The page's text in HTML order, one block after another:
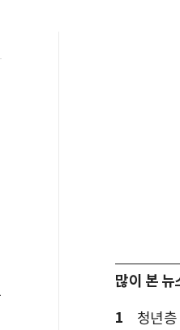
많이 본 뉴
1
청년